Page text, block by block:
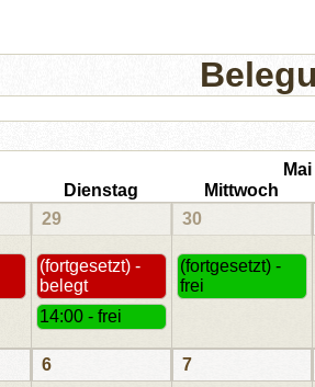
Mai
Dienstag
Mittwoch
29
(fortgesetzt) -
belegt
14:00 - frei
30
(fortgesetzt) -
frei
6 7